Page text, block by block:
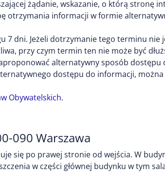
żądanie, wskazanie, o którą stronę
otrzymania informacji w formie
7 dni. Jeżeli dotrzymanie tego terminu nie
przy czym termin ten nie może być
alternatywny sposób dostępu
dostępu do informacji, można
Obywatelskich.
090 Warszawa
się po prawej stronie od wejścia. W
w części głównej budynku w tym